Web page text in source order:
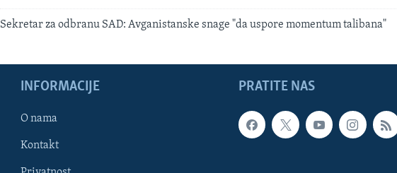
Sekretar za odbranu SAD: Avganistanske snage "da uspore momentum talibana"
PRATITE NAS
INFORMACIJE
O nama
Kontakt